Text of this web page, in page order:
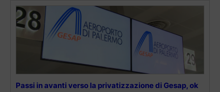
Passi in avanti verso la privatizzazione di Gesap, ok